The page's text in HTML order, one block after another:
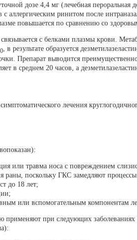
дозе 4,4 мг (лечебная пероральная
аллергическим ринитом после
повышается по сравнению со
с белками плазмы крови.
, в результате образуется
Препарат выводится
в среднем 20 часов, а
лечения
или травма носа с повреждением
раны, поскольку ГКС замедляют
до 18 лет;
или вспомогательным компонентам
при следующих заболеваниях